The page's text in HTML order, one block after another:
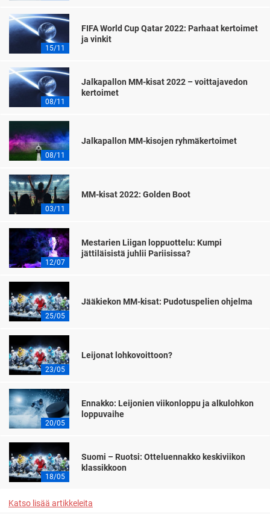
15/11
FIFA World Cup Qatar 2022: Parhaat kertoimet
ja vinkit
08/11
Jalkapallon MM-kisat 2022 – voittajavedon
kertoimet
08/11
Jalkapallon MM-kisojen ryhmäkertoimet
03/11
MM-kisat 2022: Golden Boot
12/07
Mestarien Liigan loppuottelu: Kumpi
jättiläisistä juhlii Pariisissa?
25/05
Jääkiekon MM-kisat: Pudotuspelien ohjelma
23/05
Leijonat lohkovoittoon?
20/05
Ennakko: Leijonien viikonloppu ja alkulohkon
loppuvaihe
18/05
Suomi – Ruotsi: Otteluennakko keskiviikon
klassikkoon
Katso lisää artikkeleita